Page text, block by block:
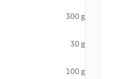
300 g
30 g
100 g